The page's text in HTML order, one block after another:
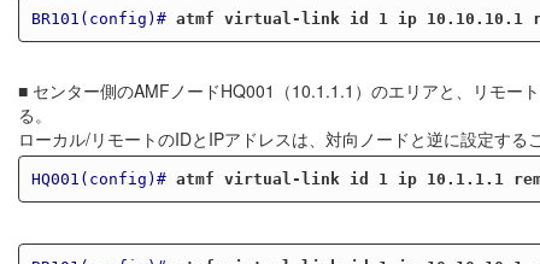
BR101(config)# atmf virtual-link id 1 ip 10.10.10.1
■ センター側のAMFノードHQ001（10.1.1.1）のエリアと、リモー
る。
ローカル/リモートのIDとIPアドレスは、対向ノードと逆に設定する
HQ001(config)# atmf virtual-link id 1 ip 10.1.1.1